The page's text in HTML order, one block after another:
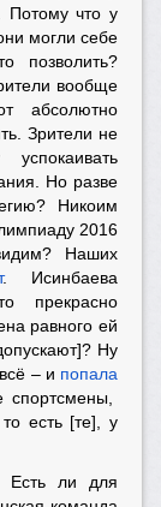
Потому что у
могли себе
позволить?
вообще
абсолютно
Зрители не
Но разве
Никоим
2016
Наших
. Исинбаева
прекрасно
равного ей
Ну
– и попала
есть [те], у
Есть ли для